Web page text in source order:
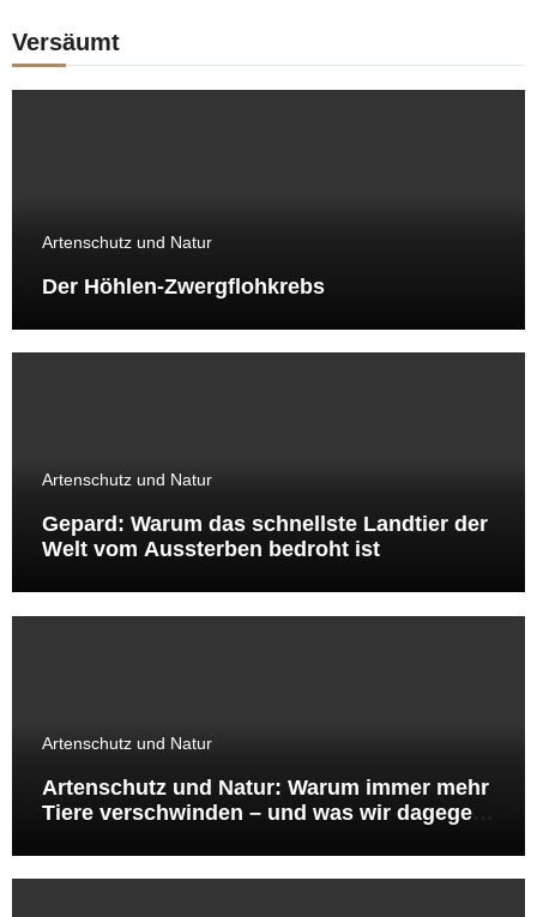
Versäumt
Artenschutz und Natur
Der Höhlen-Zwergflohkrebs
Artenschutz und Natur
Gepard: Warum das schnellste Landtier der
Welt vom Aussterben bedroht ist
Artenschutz und Natur
Artenschutz und Natur: Warum immer mehr
Tiere verschwinden – und was wir dagegen